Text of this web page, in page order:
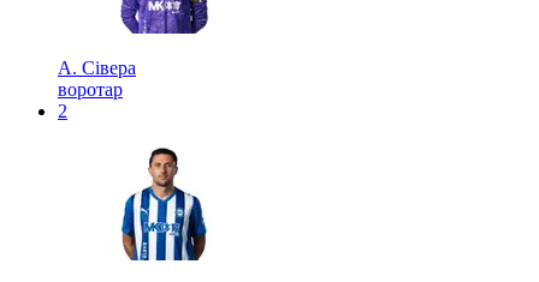
А. Сівера
воротар
2